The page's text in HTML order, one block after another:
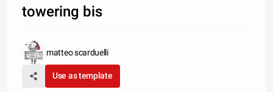
towering bis
matteo scarduelli
Use as template